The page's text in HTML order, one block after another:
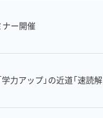
ナー開催
力アップ」の近道「速読